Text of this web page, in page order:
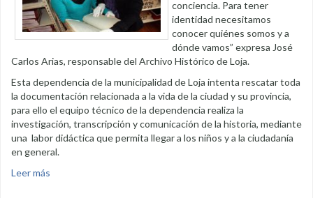
conciencia. Para tener
identidad necesitamos
conocer quiénes somos y a
dónde vamos” expresa José
Carlos Arias, responsable del Archivo Histórico de Loja.
Esta dependencia de la municipalidad de Loja intenta rescatar toda
la documentación relacionada a la vida de la ciudad y su provincia,
para ello el equipo técnico de la dependencia realiza la
investigación, transcripción y comunicación de la historia, mediante
una labor didáctica que permita llegar a los niños y a la ciudadanía
en general.
Leer más